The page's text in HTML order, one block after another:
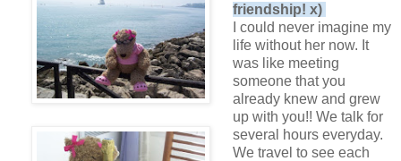
friendship! x)
I could never imagine my
life without her now. It
was like meeting
someone that you
already knew and grew
up with you!! We talk for
several hours everyday.
We travel to see each